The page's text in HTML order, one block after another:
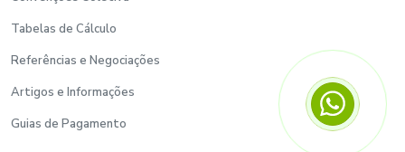
Tabelas de Cálculo
Referências e Negociações
Artigos e Informações
Guias de Pagamento